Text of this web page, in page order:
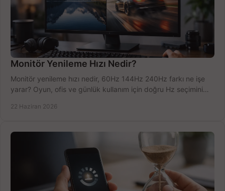
Monitör Yenileme Hızı Nedir?
Monitör yenileme hızı nedir, 60Hz 144Hz 240Hz farkı ne işe
yarar? Oyun, ofis ve günlük kullanım için doğru Hz seçimini
22 Haziran 2026